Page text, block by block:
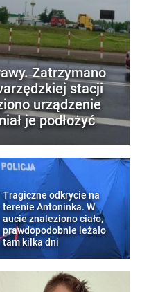
Zatrzymano
stacji
urządzenie
je podłożyć
Tragiczne odkrycie na
terenie Antoninka. W
aucie znaleziono ciało,
prawdopodobnie leżało
tam kilka dni